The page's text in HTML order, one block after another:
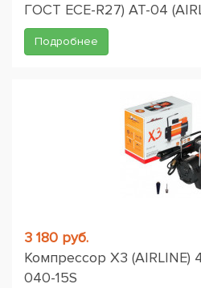
ГОСТ ЕСЕ-R27) AT-04
Подробнее
3 180 руб.
Компрессор X3 (AIRLINE)
040-15S